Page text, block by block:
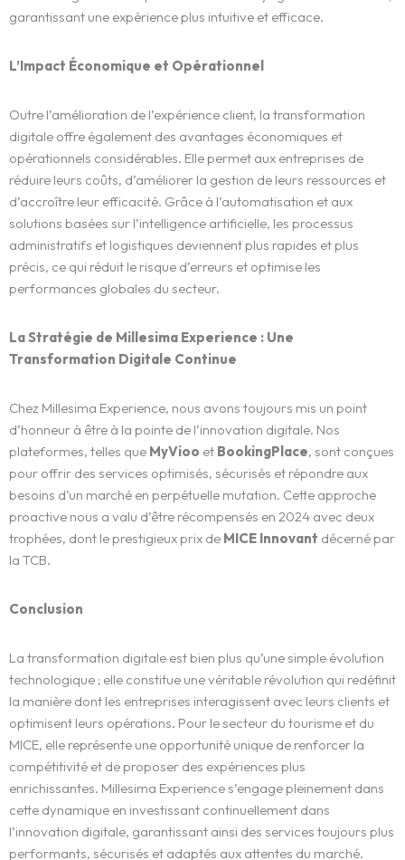
L’expérience
WE.
garantissant une expérience plus intuitive et efficace.
L’Impact Économique et Opérationnel
Outre l’amélioration de l’expérience client, la transformation
digitale offre également des avantages économiques et
opérationnels considérables. Elle permet aux entreprises de
réduire leurs coûts, d’améliorer la gestion de leurs ressources et
d’accroître leur efficacité. Grâce à l’automatisation et aux
solutions basées sur l’intelligence artificielle, les processus
administratifs et logistiques deviennent plus rapides et plus
précis, ce qui réduit le risque d’erreurs et optimise les
performances globales du secteur.
La Stratégie de Millesima Experience : Une
Transformation Digitale Continue
Chez Millesima Experience, nous avons toujours mis un point
d’honneur à être à la pointe de l’innovation digitale. Nos
plateformes, telles que MyVioo et BookingPlace, sont conçues
pour offrir des services optimisés, sécurisés et répondre aux
besoins d’un marché en perpétuelle mutation. Cette approche
proactive nous a valu d’être récompensés en 2024 avec deux
trophées, dont le prestigieux prix de MICE Innovant décerné par
la TCB.
Conclusion
La transformation digitale est bien plus qu’une simple évolution
technologique ; elle constitue une véritable révolution qui redéfinit
la manière dont les entreprises interagissent avec leurs clients et
optimisent leurs opérations. Pour le secteur du tourisme et du
MICE, elle représente une opportunité unique de renforcer la
compétitivité et de proposer des expériences plus
enrichissantes. Millesima Experience s’engage pleinement dans
cette dynamique en investissant continuellement dans
l’innovation digitale, garantissant ainsi des services toujours plus
performants, sécurisés et adaptés aux attentes du marché.